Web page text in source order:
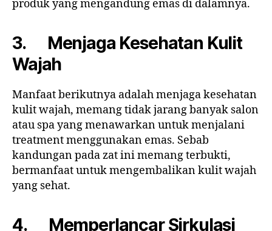
produk yang mengandung emas di dalamnya.
3. Menjaga Kesehatan Kulit
Wajah
Manfaat berikutnya adalah menjaga kesehatan
kulit wajah, memang tidak jarang banyak salon
atau spa yang menawarkan untuk menjalani
treatment menggunakan emas. Sebab
kandungan pada zat ini memang terbukti,
bermanfaat untuk mengembalikan kulit wajah
yang sehat.
4. Memperlancar Sirkulasi